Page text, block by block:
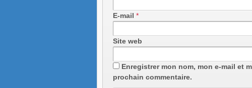
E-mail *
Site web
Enregistrer mon nom, mon e-mail et
prochain commentaire.